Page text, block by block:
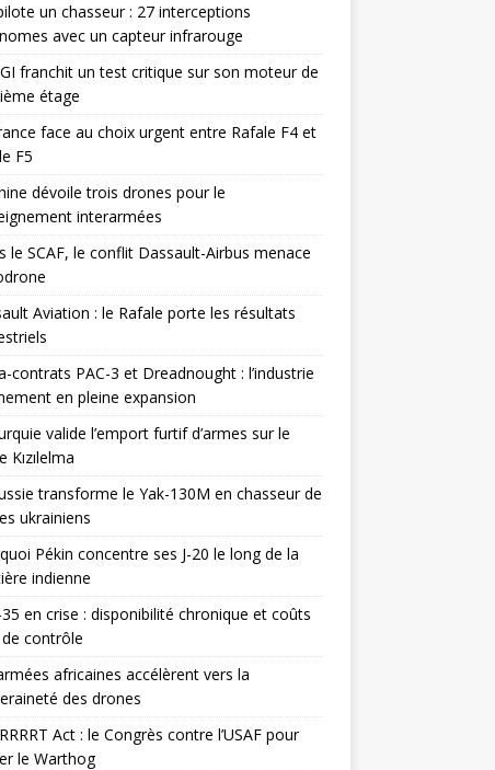
un chasseur : 27 interceptions
avec un capteur infrarouge
franchit un test critique sur son moteur de
étage
face au choix urgent entre Rafale F4 et
F5
dévoile trois drones pour le
interarmées
le SCAF, le conflit Dassault-Airbus menace
Aviation : le Rafale porte les résultats
contrats PAC-3 et Dreadnought : l’industrie
en pleine expansion
valide l’emport furtif d’armes sur le
Kızılelma
transforme le Yak-130M en chasseur de
ukrainiens
Pékin concentre ses J-20 le long de la
indienne
en crise : disponibilité chronique et coûts
contrôle
africaines accélèrent vers la
des drones
Act : le Congrès contre l’USAF pour
le Warthog